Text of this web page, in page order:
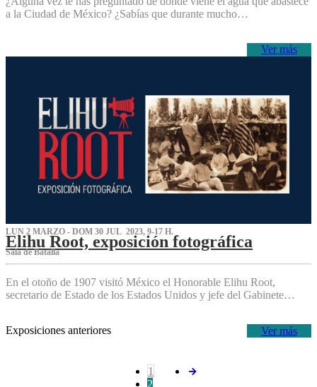
a la Ciudad de México? ¿Sabías que durante mucho…
Ver más
LUN 2 MARZO - DOM 30 JUL 2023, 9-17 H.
Elihu Root, exposición fotográfica
Sala de Batalla
En el otoño de 1907 visitó México el Honorable Elihu Root,
secretario de Estado de los Estados Unidos y jefe del Gabinete…
Ver más
Exposiciones anteriores
1
2